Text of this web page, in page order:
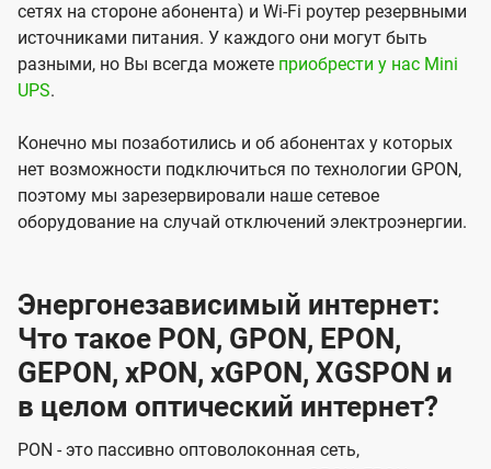
сетях на стороне абонента) и Wi-Fi роутер резервными
источниками питания. У каждого они могут быть
разными, но Вы всегда можете приобрести у нас Mini
UPS.
Конечно мы позаботились и об абонентах у которых
нет возможности подключиться по технологии GPON,
поэтому мы зарезервировали наше сетевое
оборудование на случай отключений электроэнергии.
Энергонезависимый интернет:
Что такое PON, GPON, EPON,
GEPON, xPON, xGPON, XGSPON и
в целом оптический интернет?
PON - это пассивно оптоволоконная сеть,